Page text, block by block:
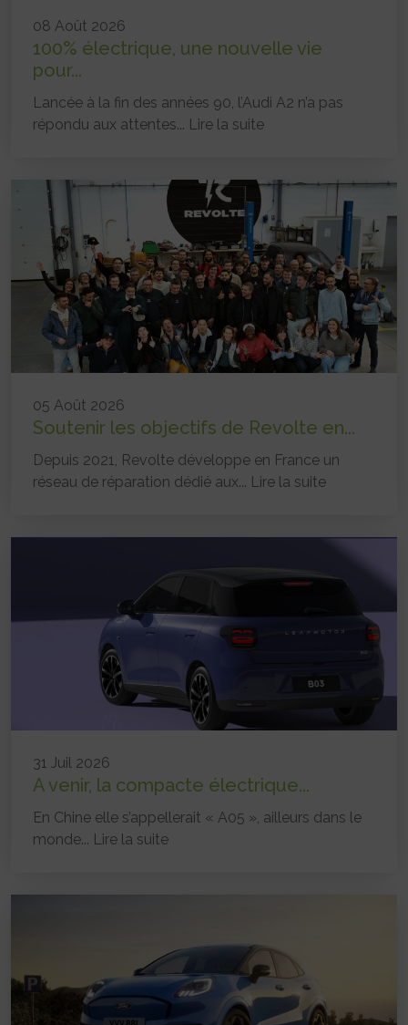
08 Août 2026
100% électrique, une nouvelle vie
pour...
Lancée à la fin des années 90, l’Audi A2 n’a pas
répondu aux attentes... Lire la suite
05 Août 2026
Soutenir les objectifs de Revolte en...
Depuis 2021, Revolte développe en France un
réseau de réparation dédié aux... Lire la suite
31 Juil 2026
A venir, la compacte électrique...
En Chine elle s’appellerait « A05 », ailleurs dans le
monde... Lire la suite